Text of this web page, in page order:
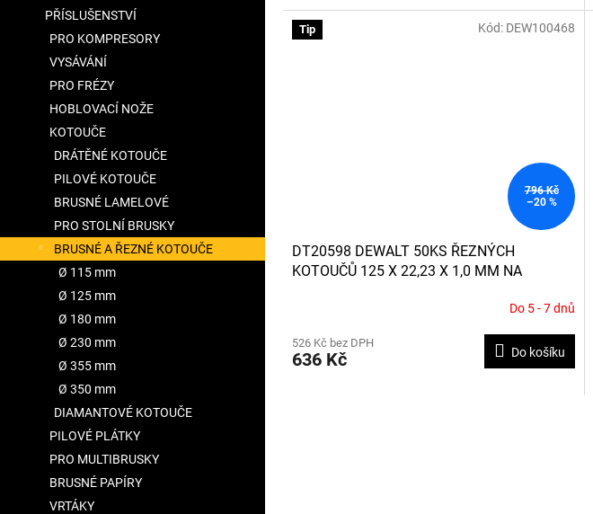
PŘÍSLUŠENSTVÍ
PRO KOMPRESORY
VYSÁVÁNÍ
PRO FRÉZY
HOBLOVACÍ NOŽE
KOTOUČE
DRÁTĚNÉ KOTOUČE
PILOVÉ KOTOUČE
BRUSNÉ LAMELOVÉ
PRO STOLNÍ BRUSKY
BRUSNÉ A ŘEZNÉ KOTOUČE
Ø 115 mm
Ø 125 mm
Ø 180 mm
Ø 230 mm
Ø 355 mm
Ø 350 mm
DIAMANTOVÉ KOTOUČE
PILOVÉ PLÁTKY
PRO MULTIBRUSKY
BRUSNÉ PAPÍRY
VRTÁKY
Tip
796 Kč
–20 %
DT20598 DEWALT 50KS ŘEZNÝCH
KOTOUČŮ 125 X 22,23 X 1,0 MM NA
Do 5 - 7 dnů
526 Kč bez DPH
636 Kč Do košíku
Kód: DEW100468